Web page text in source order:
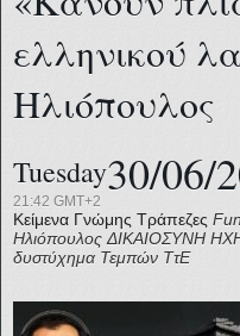
ελληνικού
Ηλιόπουλος
Tuesday30/06/
21:42 GMT+2
Κείμενα Γνώμης Τράπεζες
Ηλιόπουλος ΔΙΚΑΙΟΣΥΝΗ
δυστύχημα Τεμπών ΤτΕ